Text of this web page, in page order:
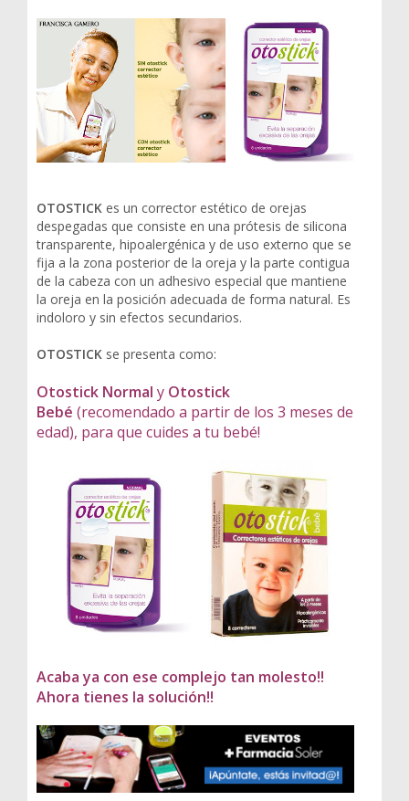
OTOSTICK es un corrector estético de orejas
despegadas que consiste en una prótesis de silicona
transparente, hipoalergénica y de uso externo que se
fija a la zona posterior de la oreja y la parte contigua
de la cabeza con un adhesivo especial que mantiene
la oreja en la posición adecuada de forma natural. Es
indoloro y sin efectos secundarios.
OTOSTICK se presenta como:
Otostick Normal y Otostick
Bebé (recomendado a partir de los 3 meses de
edad), para que cuides a tu bebé!
Acaba ya con ese complejo tan molesto!!
Ahora tienes la solución!!